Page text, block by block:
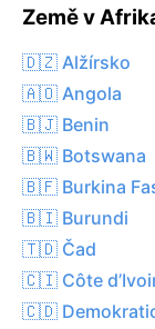
Země v
🇩🇿 Alžírsko
🇦🇴 Angola
🇧🇯 Benin
🇧🇼 Botswana
🇧🇫 Burkina
🇧🇮 Burundi
🇹🇩 Čad
🇨🇮 Côte
🇨🇩